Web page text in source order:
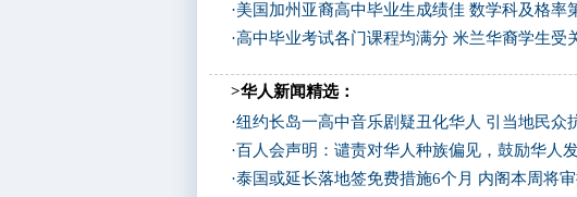
·美国加州亚裔高中毕业生成绩佳 数学科及格率
·高中毕业考试各门课程均满分 米兰华裔学生受
>华人新闻精选：
·纽约长岛一高中音乐剧疑丑化华人 引当地民众
·百人会声明：谴责对华人种族偏见，鼓励华人
·泰国或延长落地签免费措施6个月 内阁本周将